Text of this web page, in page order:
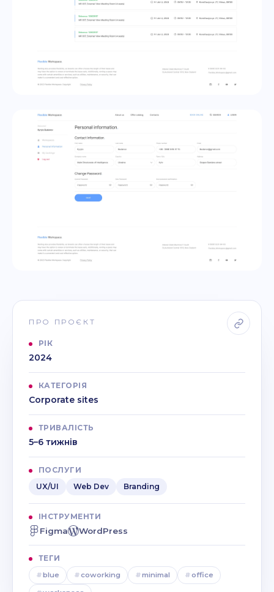
ПРО ПРОЄКТ
РІК
2024
КАТЕГОРІЯ
Corporate sites
ТРИВАЛІСТЬ
5–6 тижнів
ПОСЛУГИ
UX/UI
Web Dev Branding
ІНСТРУМЕНТИ
Figma WordPress
ТЕГИ
#blue #coworking #minimal #office